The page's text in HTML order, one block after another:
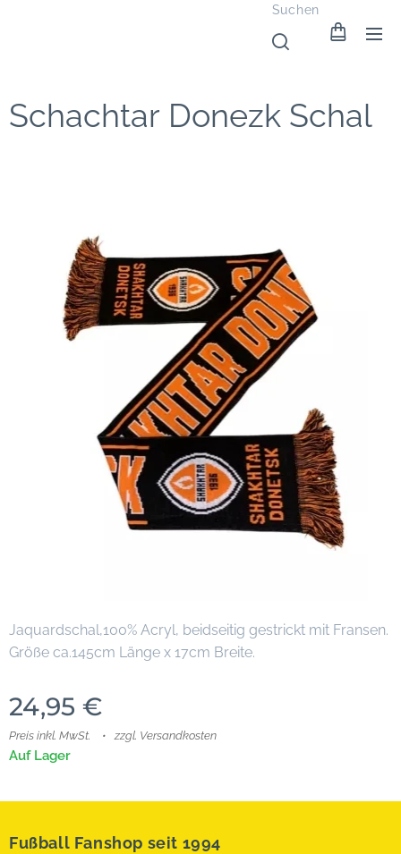
Suchen
Schachtar Donezk Schal
Jaquardschal,100% Acryl, beidseitig gestrickt mit Fransen.
Größe ca.145cm Länge x 17cm Breite.
24,95 €
Preis inkl. MwSt. zzgl. Versandkosten
Auf Lager
Fußball Fanshop seit 1994